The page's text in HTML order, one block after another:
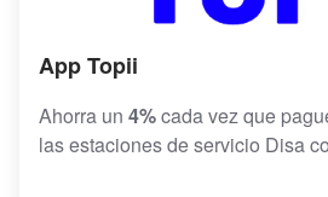
App Topii
Ahorra un 4%cada vez que
las estaciones de servicio Disa